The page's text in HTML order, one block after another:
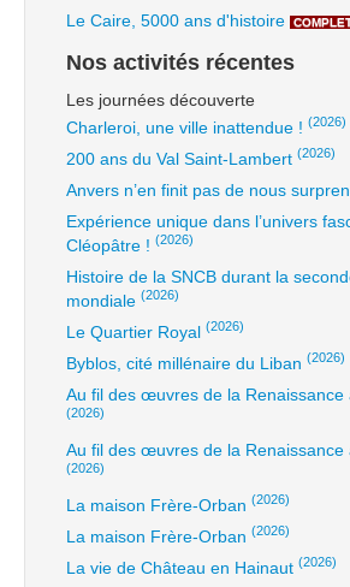
Le Caire, 5000 ans d'histoire
Nos activités récentes
Les journées découverte
Charleroi, une ville inattendue ! (2026)
200 ans du Val Saint-Lambert (2026)
Anvers n’en finit pas de nous
Expérience unique dans l’univers
Cléopâtre ! (2026)
Histoire de la SNCB durant la
mondiale (2026)
Le Quartier Royal (2026)
Byblos, cité millénaire du Liban (2026)
Au fil des œuvres de la Renaissance
(2026)
Au fil des œuvres de la Renaissance
(2026)
La maison Frère-Orban (2026)
La maison Frère-Orban (2026)
La vie de Château en Hainaut (2026)